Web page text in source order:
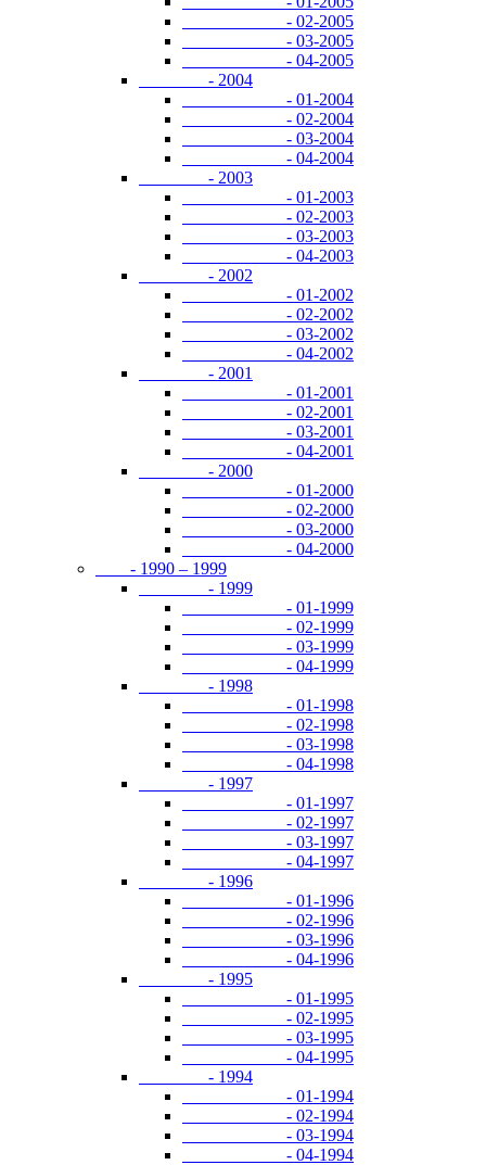
- 02-2005
- 03-2005
- 04-2005
- 2004
- 01-2004
- 02-2004
- 03-2004
- 04-2004
- 2003
- 01-2003
- 02-2003
- 03-2003
- 04-2003
- 2002
- 01-2002
- 02-2002
- 03-2002
- 04-2002
- 2001
- 01-2001
- 02-2001
- 03-2001
- 04-2001
- 2000
- 01-2000
- 02-2000
- 03-2000
- 04-2000
- 1990 – 1999
- 1999
- 01-1999
- 02-1999
- 03-1999
- 04-1999
- 1998
- 01-1998
- 02-1998
- 03-1998
- 04-1998
- 1997
- 01-1997
- 02-1997
- 03-1997
- 04-1997
- 1996
- 01-1996
- 02-1996
- 03-1996
- 04-1996
- 1995
- 01-1995
- 02-1995
- 03-1995
- 04-1995
- 1994
- 01-1994
- 02-1994
- 03-1994
- 04-1994